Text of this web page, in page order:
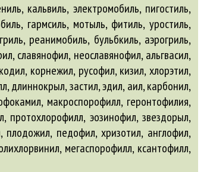
кальвиль, электромобиль, пигостиль,
гармсиль, мотыль, фитиль, уростиль,
реанимобиль, бульбкиль, аэрогриль,
, славянофил, неославянофил,альгвасил,
корнежил, русофил, кизил, хлорэтил,
, длиннокрыл, застил, эдил,аил, карбонил,
макроспорофилл, геронтофилия,
протохлорофилл, эозинофил, звездорыл,
плодожил, педофил, хризотил, англофил,
мегаспорофилл, ксантофилл,